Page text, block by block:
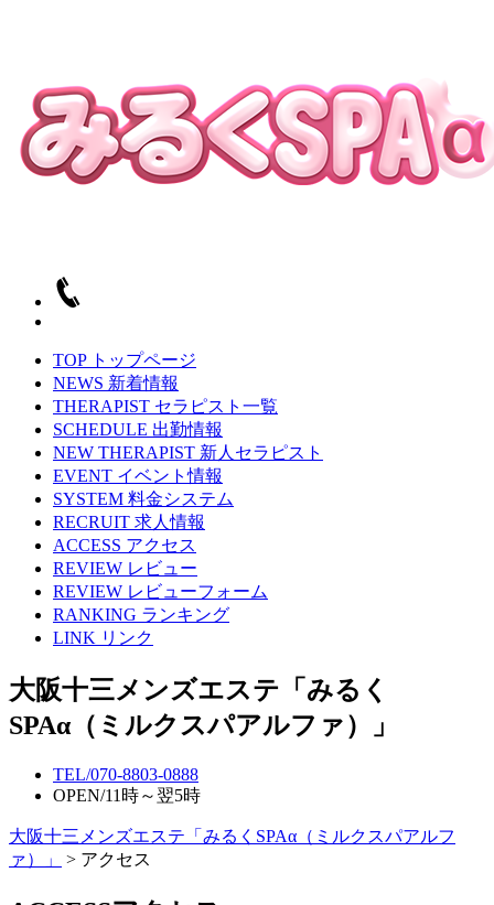
TOP トップページ
NEWS 新着情報
THERAPIST セラピスト一覧
SCHEDULE 出勤情報
NEW THERAPIST 新人セラピスト
EVENT イベント情報
SYSTEM 料金システム
RECRUIT 求人情報
ACCESS アクセス
REVIEW レビュー
REVIEW レビューフォーム
RANKING ランキング
LINK リンク
大阪十三メンズエステ「みるく
SPAα（ミルクスパアルファ）」
TEL/070-8803-0888
OPEN/11時～翌5時
大阪十三メンズエステ「みるくSPAα（ミルクスパアルフ
ァ）」
> アクセス